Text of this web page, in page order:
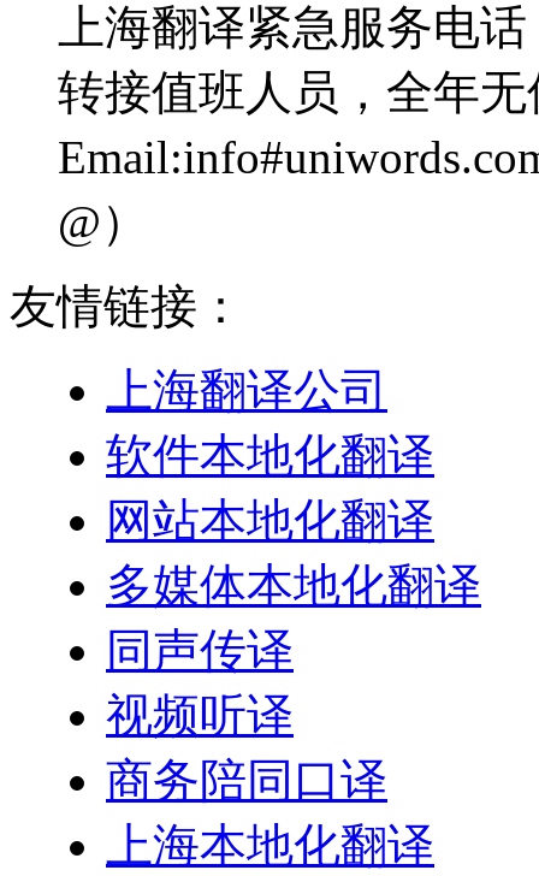
上海翻译紧急服务电
转接值班人员，全年无
@）
友情链接：
上海翻译公司
软件本地化翻译
网站本地化翻译
多媒体本地化翻译
同声传译
视频听译
商务陪同口译
上海本地化翻译